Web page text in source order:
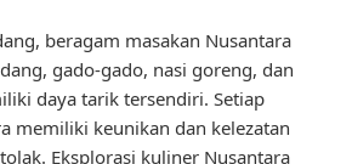
beragam masakan Nusantara
gado-gado, nasi goreng, dan
daya tarik tersendiri. Setiap
memiliki keunikan dan kelezatan
Eksplorasi kuliner Nusantara